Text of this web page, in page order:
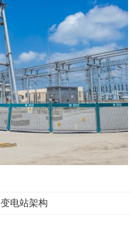
变电站架构